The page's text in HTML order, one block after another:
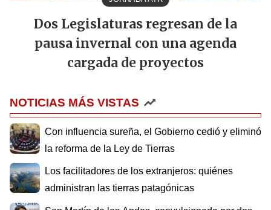
Dos Legislaturas regresan de la
pausa invernal con una agenda
cargada de proyectos
NOTICIAS MÁS VISTAS
Con influencia sureña, el Gobierno cedió y eliminó
la reforma de la Ley de Tierras
Los facilitadores de los extranjeros: quiénes
administran las tierras patagónicas